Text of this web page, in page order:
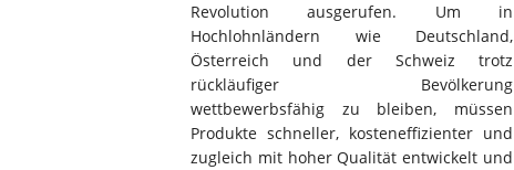
Revolution ausgerufen. Um in
Hochlohnländern wie Deutschland,
Österreich und der Schweiz trotz
rückläufiger Bevölkerung
wettbewerbsfähig zu bleiben, müssen
Produkte schneller, kosteneffizienter und
zugleich mit hoher Qualität entwickelt und